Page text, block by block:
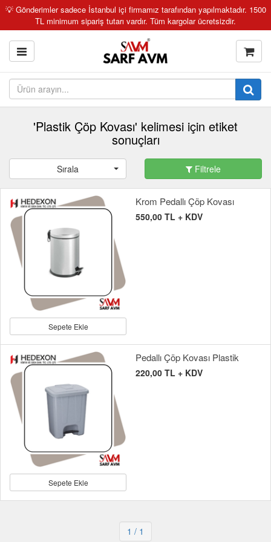
💡 Gönderimler sadece İstanbul içi firmamız tarafından yapılmaktadır. 1500
TL minimum sipariş tutarı vardır. Tüm kargolar ücretsizdir.
'Plastik Çöp Kovası' kelimesi için etiket
sonuçları
Sırala Filtrele
Sepete Ekle
Krom Pedallı Çöp Kovası
550,00 TL + KDV
Sepete Ekle
Pedallı Çöp Kovası Plastik
220,00 TL + KDV
1 / 1